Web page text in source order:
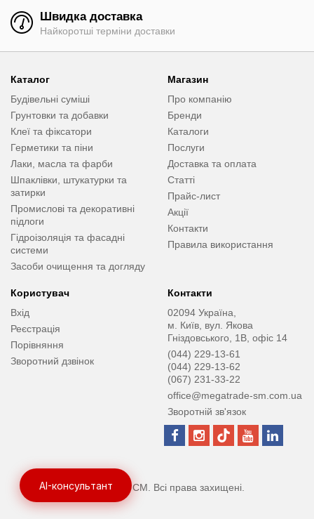
Швидка доставка
Найкоротші терміни доставки
Каталог
Будівельні суміші
Грунтовки та добавки
Клеї та фіксатори
Герметики та піни
Лаки, масла та фарби
Шпаклівки, штукатурки та
затирки
Промислові та декоративні
підлоги
Гідроізоляція та фасадні
системи
Засоби очищення та догляду
Магазин
Про компанію
Бренди
Каталоги
Послуги
Доставка та оплата
Статті
Прайс-лист
Акції
Контакти
Правила використання
Користувач
Вхід
Реєстрація
Порівняння
Зворотний дзвінок
Контакти
02094 Україна,
м. Київ, вул. Якова
Гніздовського, 1В, офіс 14
(044) 229-13-61
(044) 229-13-62
(067) 231-33-22
office@megatrade-sm.com.ua
Зворотній зв'язок
© Мегатрейд СМ. Всі права захищені.
AI-консультант